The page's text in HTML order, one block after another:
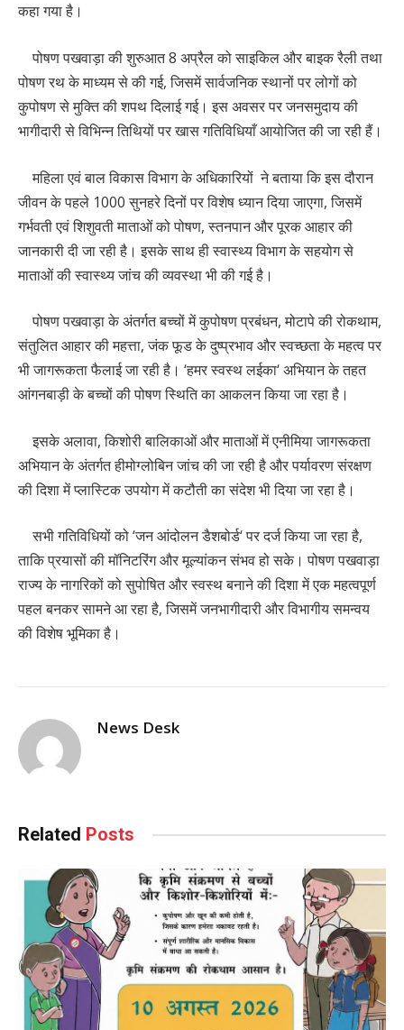
कहा गया है।
पोषण पखवाड़ा की शुरुआत 8 अप्रैल को साइकिल और बाइक रैली तथा
पोषण रथ के माध्यम से की गई, जिसमें सार्वजनिक स्थानों पर लोगों को
कुपोषण से मुक्ति की शपथ दिलाई गई। इस अवसर पर जनसमुदाय की
भागीदारी से विभिन्न तिथियों पर खास गतिविधियाँ आयोजित की जा रही हैं।
महिला एवं बाल विकास विभाग के अधिकारियों ने बताया कि इस दौरान
जीवन के पहले 1000 सुनहरे दिनों पर विशेष ध्यान दिया जाएगा, जिसमें
गर्भवती एवं शिशुवती माताओं को पोषण, स्तनपान और पूरक आहार की
जानकारी दी जा रही है। इसके साथ ही स्वास्थ्य विभाग के सहयोग से
माताओं की स्वास्थ्य जांच की व्यवस्था भी की गई है।
पोषण पखवाड़ा के अंतर्गत बच्चों में कुपोषण प्रबंधन, मोटापे की रोकथाम,
संतुलित आहार की महत्ता, जंक फूड के दुष्प्रभाव और स्वच्छता के महत्व पर
भी जागरूकता फैलाई जा रही है। ‘हमर स्वस्थ लईका‘ अभियान के तहत
आंगनबाड़ी के बच्चों की पोषण स्थिति का आकलन किया जा रहा है।
इसके अलावा, किशोरी बालिकाओं और माताओं में एनीमिया जागरूकता
अभियान के अंतर्गत हीमोग्लोबिन जांच की जा रही है और पर्यावरण संरक्षण
की दिशा में प्लास्टिक उपयोग में कटौती का संदेश भी दिया जा रहा है।
सभी गतिविधियों को ‘जन आंदोलन डैशबोर्ड‘ पर दर्ज किया जा रहा है,
ताकि प्रयासों की मॉनिटरिंग और मूल्यांकन संभव हो सके। पोषण पखवाड़ा
राज्य के नागरिकों को सुपोषित और स्वस्थ बनाने की दिशा में एक महत्वपूर्ण
पहल बनकर सामने आ रहा है, जिसमें जनभागीदारी और विभागीय समन्वय
की विशेष भूमिका है।
News Desk
Related Posts